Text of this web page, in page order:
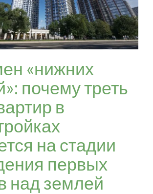
«нижних
почему треть
в
на стадии
первых
над землей